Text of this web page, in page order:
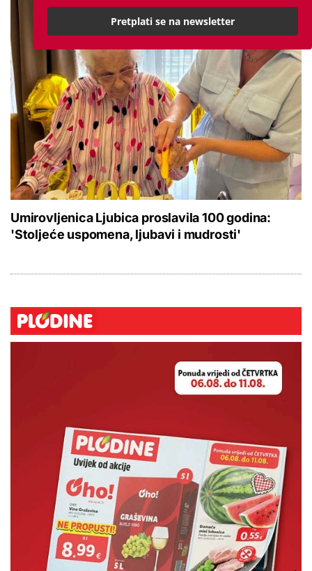
Umirovljenica Ljubica proslavila 100 godina:
'Stoljeće uspomena, ljubavi i mudrosti'
Pretplati se na newsletter